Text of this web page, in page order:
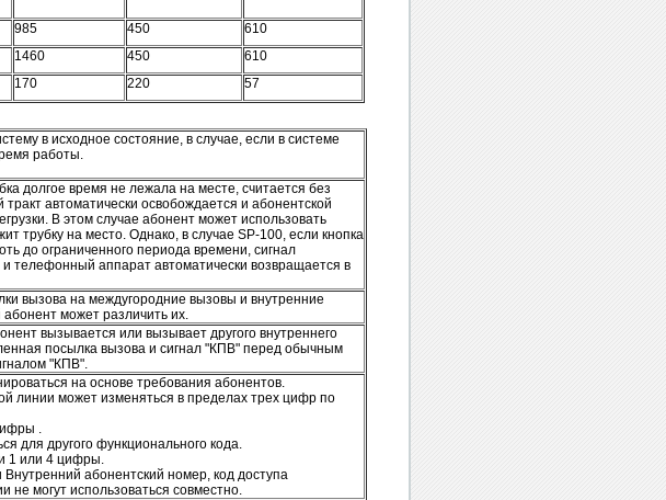
985 450
610
1460 450
610
170 220 57
в исходное состояние, в случае, если в системе
работы.
долгое время не лежала на месте, считается без
автоматически освобождается и абонентской
В этом случае абонент может использовать
трубку на место. Однако, в случае SP-100, если кнопка
до ограниченного периода времени, сигнал
и телефонный аппарат автоматически возвращается в
вызова на междугородние вызовы и внутренние
может различить их.
вызывается или вызывает другого внутреннего
посылка вызова и сигнал "КПВ" перед обычным
"КПВ".
на основе требования абонентов.
линии может изменяться в пределах трех цифр по
.
для другого функционального кода.
1 или 4 цифры.
абонентский номер, код доступа
не могут использоваться совместно.